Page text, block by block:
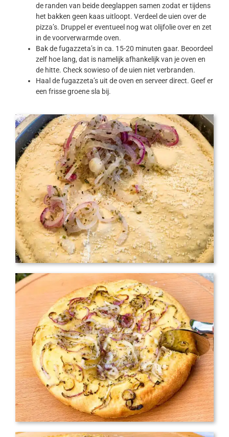
de randen van beide deeglappen samen zodat er tijdens
het bakken geen kaas uitloopt. Verdeel de uien over de
pizza’s. Druppel er eventueel nog wat olijfolie over en zet
in de voorverwarmde oven.
Bak de fugazzeta’s in ca. 15-20 minuten gaar. Beoordeel
zelf hoe lang, dat is namelijk afhankelijk van je oven en
de hitte. Check sowieso of de uien niet verbranden.
Haal de fugazzeta’s uit de oven en serveer direct. Geef er
een frisse groene sla bij.